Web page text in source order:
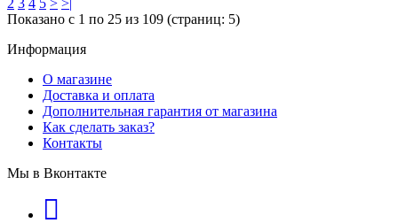
Показано с 1 по 25 из 109 (страниц: 5)
Информация
О магазине
Доставка и оплата
Дополнительная гарантия от магазина
Как сделать заказ?
Контакты
Мы в Вконтакте